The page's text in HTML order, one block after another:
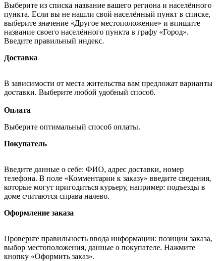
Выберите из списка название вашего региона и населённого
пункта. Если вы не нашли свой населённый пункт в списке,
выберите значение «Другое местоположение» и впишите
название своего населённого пункта в графу «Город».
Введите правильный индекс.
Доставка
В зависимости от места жительства вам предложат варианты
доставки. Выберите любой удобный способ.
Оплата
Выберите оптимальный способ оплаты.
Покупатель
Введите данные о себе: ФИО, адрес доставки, номер
телефона. В поле «Комментарии к заказу» введите сведения,
которые могут пригодиться курьеру, например: подъезды в
доме считаются справа налево.
Оформление заказа
Проверьте правильность ввода информации: позиции заказа,
выбор местоположения, данные о покупателе. Нажмите
кнопку «Оформить заказ».